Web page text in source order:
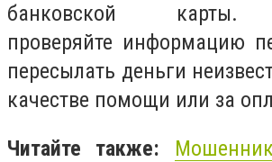
банковской карты.
проверяйте информацию
пересылать деньги
качестве помощи или за
Читайте также: